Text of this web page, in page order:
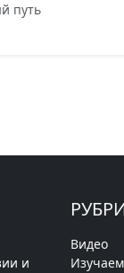
путь
и
Видео